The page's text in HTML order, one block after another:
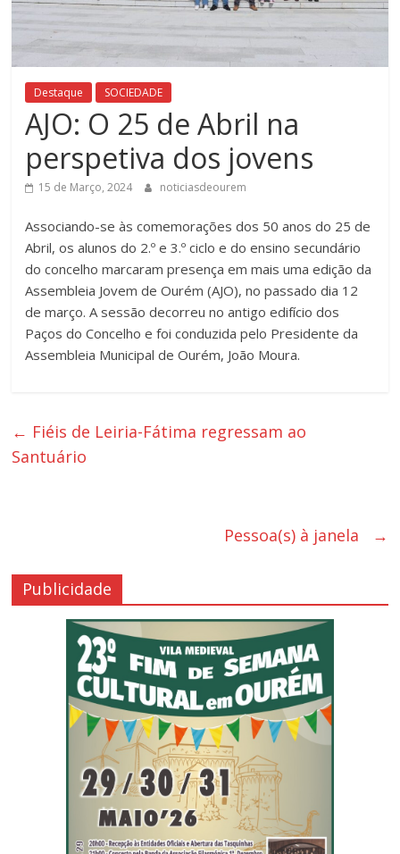
Destaque SOCIEDADE
AJO: O 25 de Abril na
perspetiva dos jovens
15 de Março, 2024 noticiasdeourem
Associando-se às comemorações dos 50 anos do 25 de
Abril, os alunos do 2.º e 3.º ciclo e do ensino secundário
do concelho marcaram presença em mais uma edição da
Assembleia Jovem de Ourém (AJO), no passado dia 12
de março. A sessão decorreu no antigo edifício dos
Paços do Concelho e foi conduzida pelo Presidente da
Assembleia Municipal de Ourém, João Moura.
← Fiéis de Leiria-Fátima regressam ao
Santuário
Pessoa(s) à janela →
Publicidade